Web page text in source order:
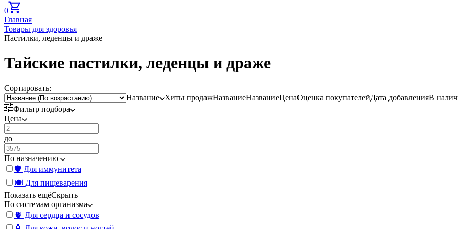
0
Главная
Товары для здоровья
Пастилки, леденцы и драже
Тайские пастилки, леденцы и драже
Сортировать:
Название
Хиты продажНазваниеНазваниеЦенаОценка покупателейДата добавленияВ
Фильтр подбора
Цена
до
По назначению
🛡️ Для иммунитета
🍽️ Для пищеварения
Показать ещёСкрыть
По системам организма
🫀 Для сердца и сосудов